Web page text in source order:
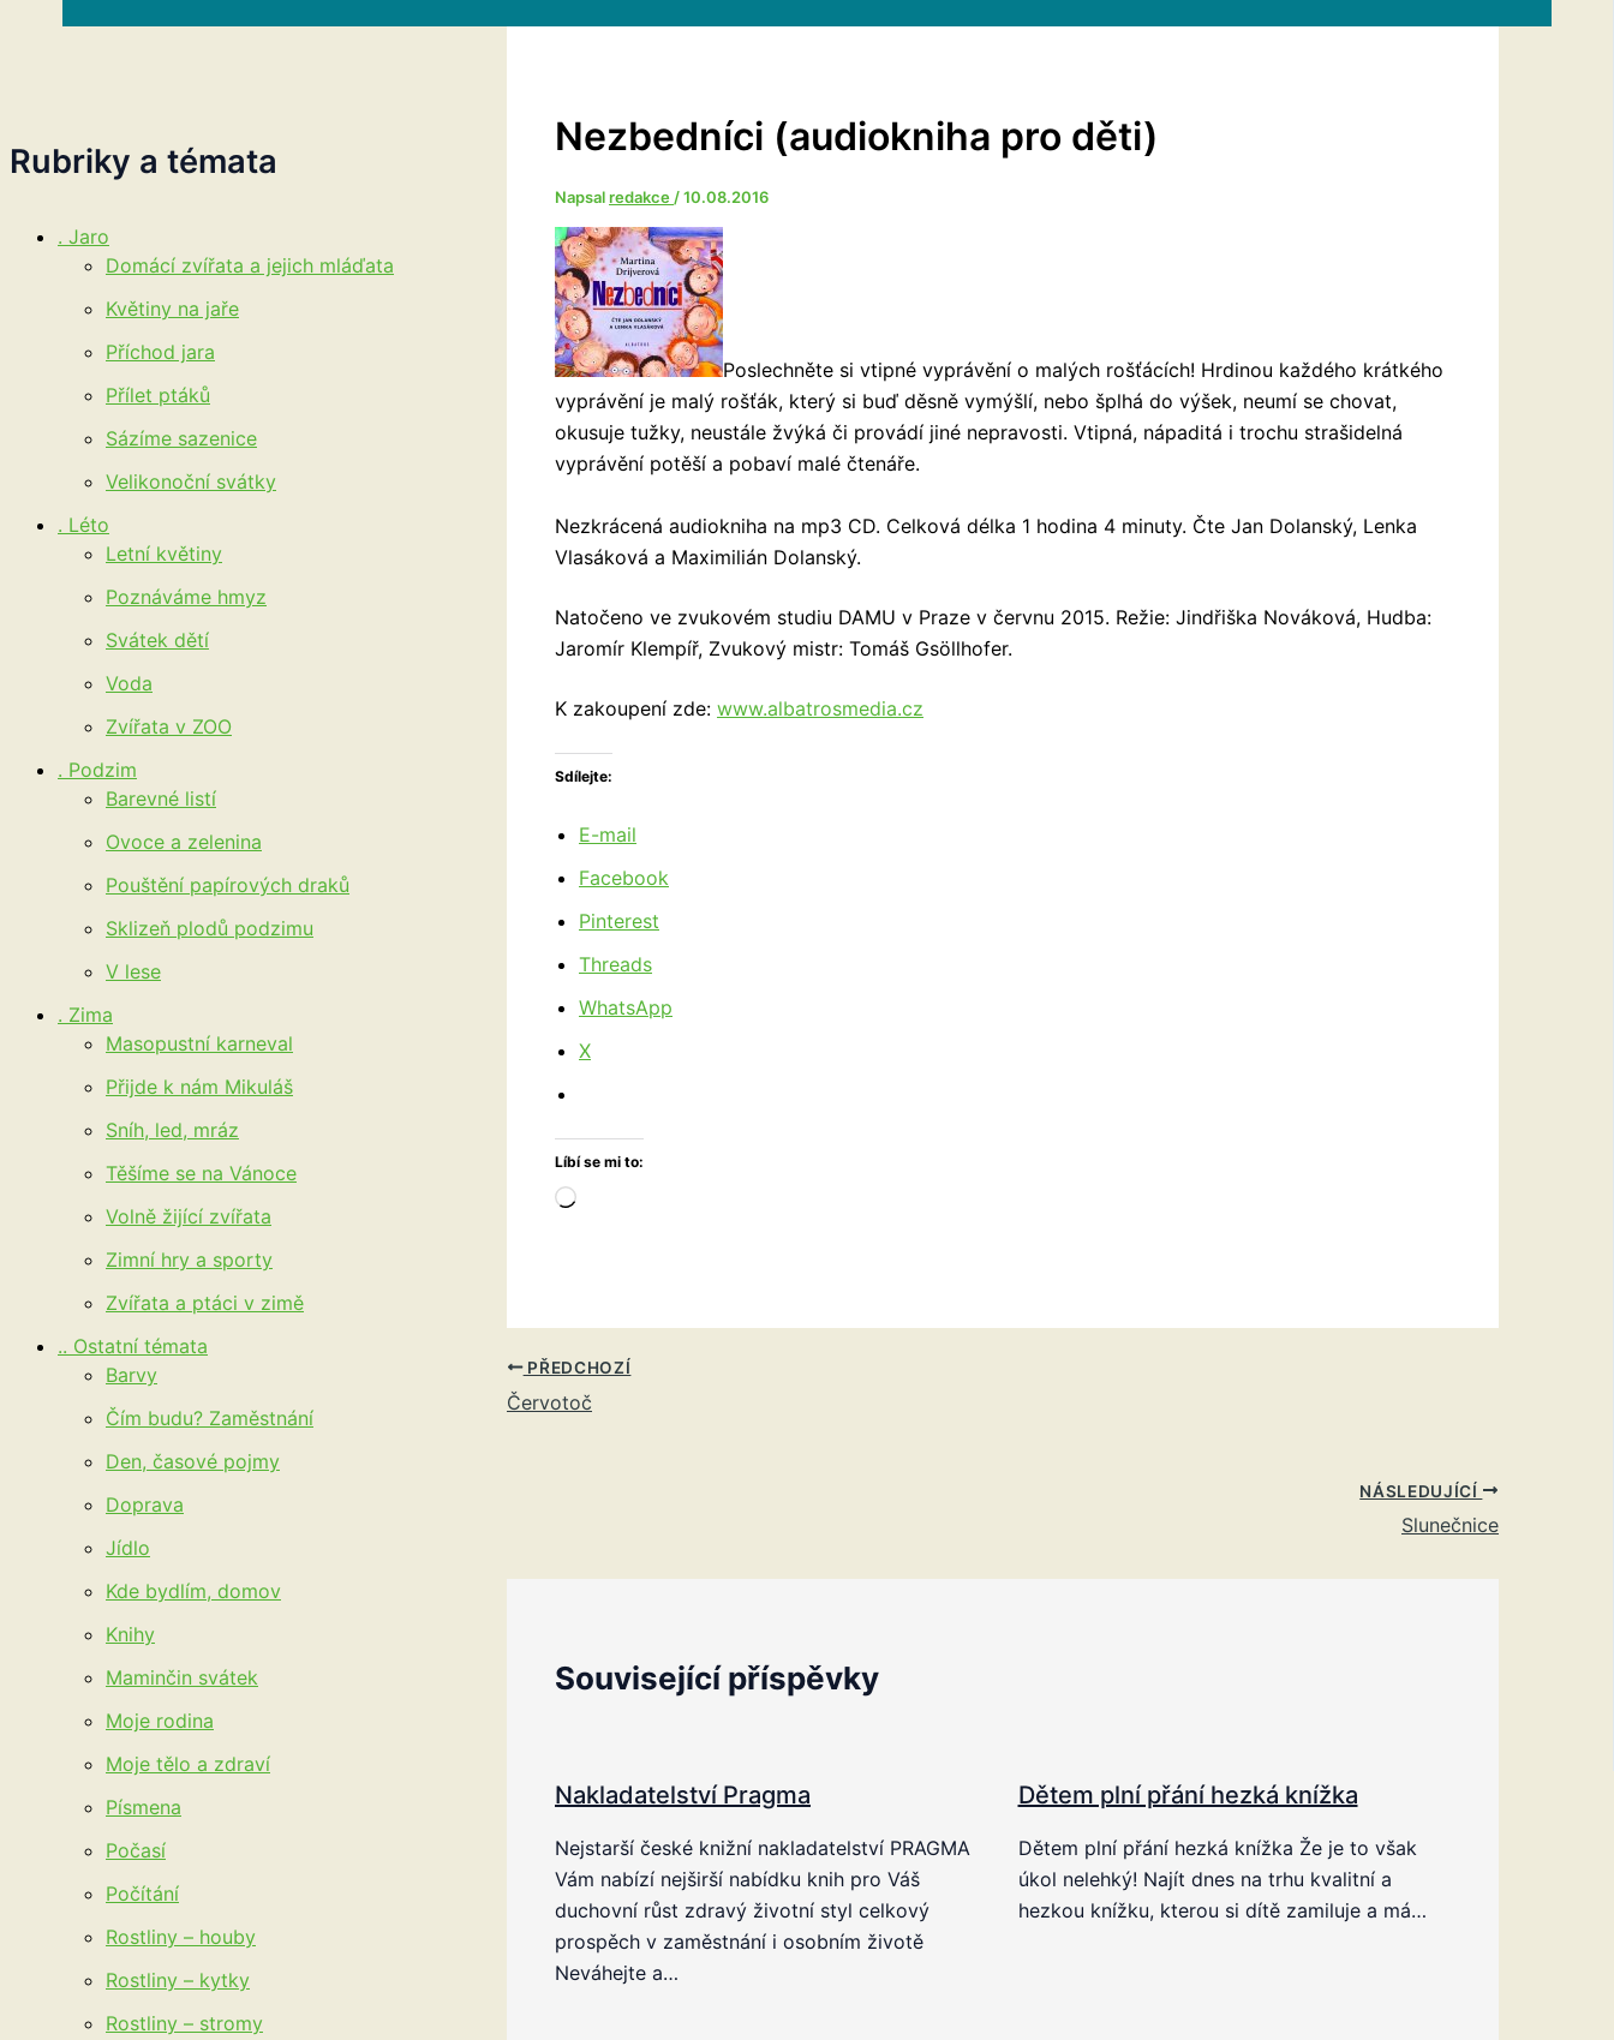
Rubriky a témata
. Jaro
Domácí zvířata a jejich mláďata
Květiny na jaře
Příchod jara
Přílet ptáků
Sázíme sazenice
Velikonoční svátky
. Léto
Letní květiny
Poznáváme hmyz
Svátek dětí
Voda
Zvířata v ZOO
. Podzim
Barevné listí
Ovoce a zelenina
Pouštění papírových draků
Sklizeň plodů podzimu
V lese
. Zima
Masopustní karneval
Přijde k nám Mikuláš
Sníh, led, mráz
Těšíme se na Vánoce
Volně žijící zvířata
Zimní hry a sporty
Zvířata a ptáci v zimě
.. Ostatní témata
Barvy
Čím budu? Zaměstnání
Den, časové pojmy
Doprava
Jídlo
Kde bydlím, domov
Knihy
Maminčin svátek
Moje rodina
Moje tělo a zdraví
Písmena
Počasí
Počítání
Rostliny – houby
Rostliny – kytky
Rostliny – stromy
Nezbedníci (audiokniha pro děti)
Napsalredakce /10.08.2016
Poslechněte si vtipné vyprávění o malých rošťácích! Hrdinou každého krátkého
vyprávění je malý rošťák, který si buď děsně vymýšlí, nebo šplhá do výšek, neumí se chovat,
okusuje tužky, neustále žvýká či provádí jiné nepravosti. Vtipná, nápaditá i trochu strašidelná
vyprávění potěší a pobaví malé čtenáře.
Nezkrácená audiokniha na mp3 CD. Celková délka 1 hodina 4 minuty. Čte Jan Dolanský, Lenka
Vlasáková a Maximilián Dolanský.
Natočeno ve zvukovém studiu DAMU v Praze v červnu 2015. Režie: Jindřiška Nováková, Hudba:
Jaromír Klempíř, Zvukový mistr: Tomáš Gsöllhofer.
K zakoupení zde: www.albatrosmedia.cz
Sdílejte:
E-mail
Facebook
Pinterest
Threads
WhatsApp
X
Líbí se mi to:
Načítání…
PŘEDCHOZÍ
Červotoč
NÁSLEDUJÍCÍ
Slunečnice
Související příspěvky
Nakladatelství Pragma
Nejstarší české knižní nakladatelství PRAGMA
Vám nabízí nejširší nabídku knih pro Váš
duchovní růst zdravý životní styl celkový
prospěch v zaměstnání i osobním životě
Neváhejte a…
Dětem plní přání hezká knížka
Dětem plní přání hezká knížka Že je to však
úkol nelehký! Najít dnes na trhu kvalitní a
hezkou knížku, kterou si dítě zamiluje a má…